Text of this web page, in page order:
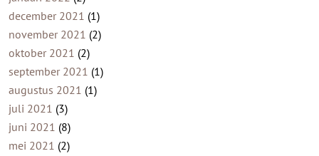
december 2021 (1)
november 2021 (2)
oktober 2021 (2)
september 2021 (1)
augustus 2021 (1)
juli 2021 (3)
juni 2021 (8)
mei 2021 (2)